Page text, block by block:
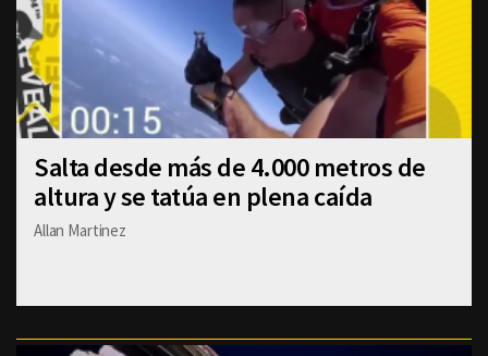
Salta desde más de 4.000 metros de
altura y se tatúa en plena caída
Allan Martinez